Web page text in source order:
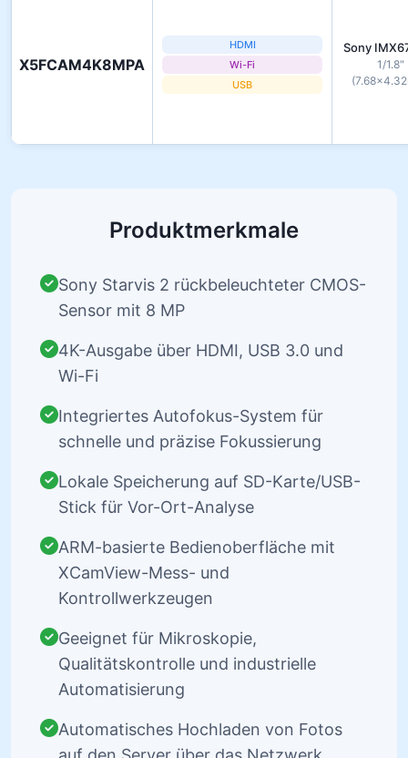
X5FCAM4K8MPA
HDMI
Wi-Fi
USB
Sony
1/1.8"
Produktmerkmale
Sony Starvis 2 rückbeleuchteter CMOS-
Sensor mit 8 MP
4K-Ausgabe über HDMI, USB 3.0 und
Wi-Fi
Integriertes Autofokus-System für
schnelle und präzise Fokussierung
Lokale Speicherung auf SD-Karte/USB-
Stick für Vor-Ort-Analyse
ARM-basierte Bedienoberfläche mit
XCamView-Mess- und
Kontrollwerkzeugen
Geeignet für Mikroskopie,
Qualitätskontrolle und industrielle
Automatisierung
Automatisches Hochladen von Fotos